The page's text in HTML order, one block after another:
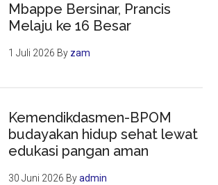
Mbappe Bersinar, Prancis
Melaju ke 16 Besar
1 Juli 2026 By zam
Kemendikdasmen-BPOM
budayakan hidup sehat lewat
edukasi pangan aman
30 Juni 2026 Byadmin